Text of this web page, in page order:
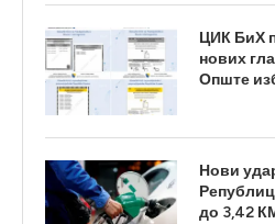
ЦИК БиХ
нових
Опште
Нови
до 3,42